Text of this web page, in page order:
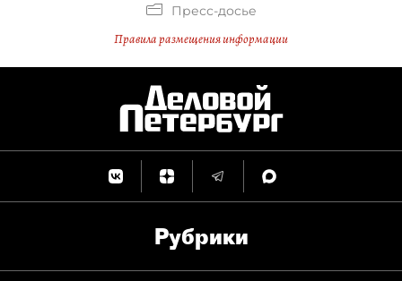
Пресс-досье
Правила размещения информации
Рубрики